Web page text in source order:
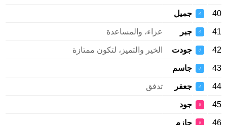
40
♂ جميل
41
♂ جبر عزاء، والمساعدة
42
♂ جودت الخير والتميز، لتكون ممتازة
43
♂ جاسم
44
♂ جعفر تدفق
45
♀ جود
46
♀ حازم